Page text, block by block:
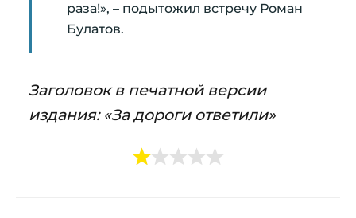
раза!», – подытожил встречу Роман
Булатов.
Заголовок в печатной версии
издания: «За дороги ответили»